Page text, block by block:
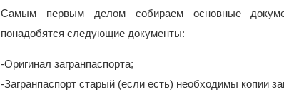
Самым первым делом собираем основные
понадобятся следующие документы:
-Оригинал загранпаспорта;
-Загранпаспорт старый (если есть) необходимы копии